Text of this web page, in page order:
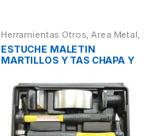
Herramientas Otros,Area Metal,
Roscas, Herramientas
Pintura,Maletines Herramientas,
Extractores, Compresímetros,
ESTUCHE MALETIN
MARTILLOS Y TAS CHAPA Y